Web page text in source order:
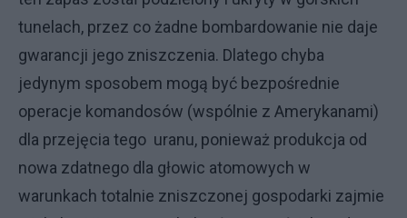
tunelach, przez co żadne bombardowanie nie daje
gwarancji jego zniszczenia. Dlatego chyba
jedynym sposobem mogą być bezpośrednie
operacje komandosów (wspólnie z Amerykanami)
dla przejęcia tego uranu, ponieważ produkcja od
nowa zdatnego dla głowic atomowych w
warunkach totalnie zniszczonej gospodarki zajmie